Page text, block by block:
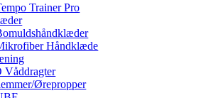
Trainer Pro
Håndklæde
Ørepropper